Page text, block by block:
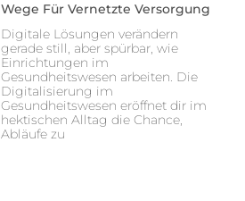
Wege Für Vernetzte Versorgung
Digitale Lösungen verändern
gerade still, aber spürbar, wie
Einrichtungen im
Gesundheitswesen arbeiten. Die
Digitalisierung im
Gesundheitswesen eröffnet dir im
hektischen Alltag die Chance,
Abläufe zu